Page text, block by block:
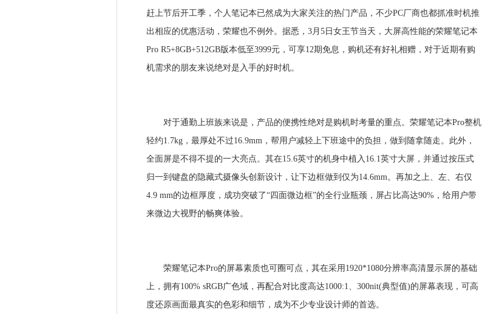
赶上节后开工季，个人笔记本已然成为大家关注的热门产品，不少PC厂商也都抓准时机推
出相应的优惠活动，荣耀也不例外。据悉，3月5日女王节当天，大屏高性能的荣耀笔记本
Pro R5+8GB+512GB版本低至3999元，可享12期免息，购机还有好礼相赠，对于近期有购
机需求的朋友来说绝对是入手的好时机。
对于通勤上班族来说是，产品的便携性绝对是购机时考量的重点。荣耀笔记本Pro整机
轻约1.7kg，最厚处不过16.9mm，帮用户减轻上下班途中的负担，做到随拿随走。此外，
全面屏是不得不提的一大亮点。其在15.6英寸的机身中植入16.1英寸大屏，并通过按压式
归一到键盘的隐藏式摄像头创新设计，让下边框做到仅为14.6mm。再加之上、左、右仅
4.9 mm的边框厚度，成功突破了“四面微边框”的全行业瓶颈，屏占比高达90%，给用户带
来微边大视野的畅爽体验。
荣耀笔记本Pro的屏幕素质也可圈可点，其在采用1920*1080分辨率高清显示屏的基础
上，拥有100% sRGB广色域，再配合对比度高达1000:1、300nit(典型值)的屏幕表现，可高
度还原画面最真实的色彩和细节，成为不少专业设计师的首选。